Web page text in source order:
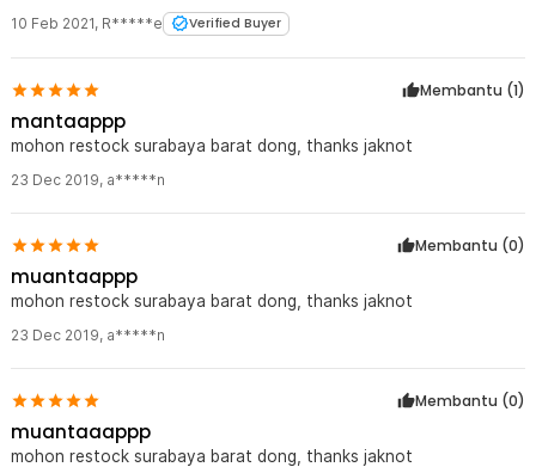
10 Feb 2021, R*****e Verified Buyer
Membantu (1)
mantaappp
mohon restock surabaya barat dong, thanks jaknot
23 Dec 2019, a*****n
Membantu (0)
muantaappp
mohon restock surabaya barat dong, thanks jaknot
23 Dec 2019, a*****n
Membantu (0)
muantaaappp
mohon restock surabaya barat dong, thanks jaknot